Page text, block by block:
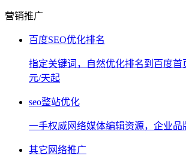
营销推广
百度SEO优化排名
指定关键词，自然优化排名到百度首
元/天起
seo整站优化
一手权威网络媒体编辑资源，企业品
其它网络推广